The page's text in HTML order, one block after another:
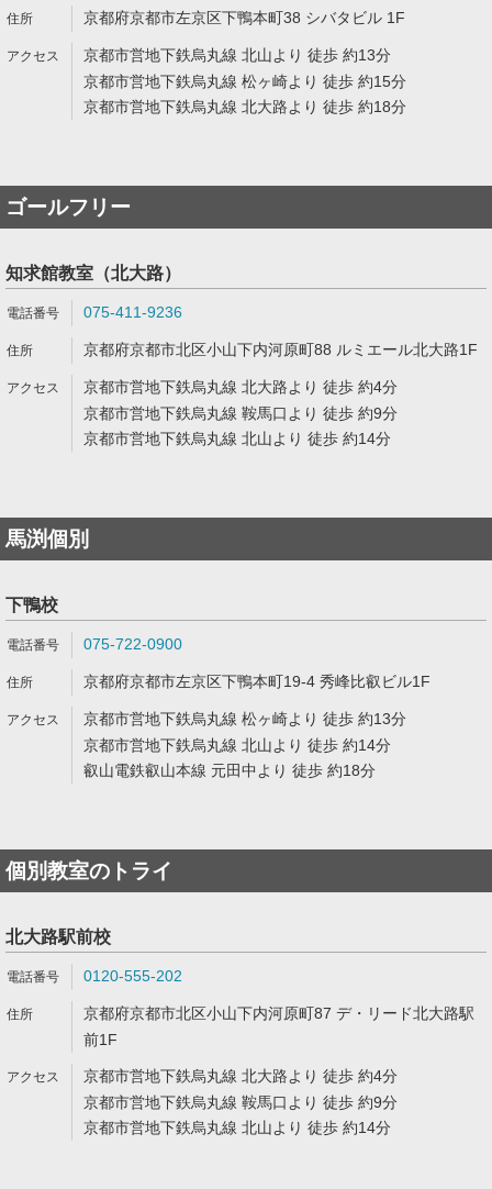
京都府京都市左京区下鴨本町38 シバタビル 1F
京都市営地下鉄烏丸線 北山より 徒歩 約13分
京都市営地下鉄烏丸線 松ヶ崎より 徒歩 約15分
京都市営地下鉄烏丸線 北大路より 徒歩 約18分
ゴールフリー
知求館教室（北大路）
075-411-9236
京都府京都市北区小山下内河原町88 ルミエール北大路1F
京都市営地下鉄烏丸線 北大路より 徒歩 約4分
京都市営地下鉄烏丸線 鞍馬口より 徒歩 約9分
京都市営地下鉄烏丸線 北山より 徒歩 約14分
馬渕個別
下鴨校
075-722-0900
京都府京都市左京区下鴨本町19-4 秀峰比叡ビル1F
京都市営地下鉄烏丸線 松ヶ崎より 徒歩 約13分
京都市営地下鉄烏丸線 北山より 徒歩 約14分
叡山電鉄叡山本線 元田中より 徒歩 約18分
個別教室のトライ
北大路駅前校
0120-555-202
京都府京都市北区小山下内河原町87 デ・リード北大路駅
前1F
京都市営地下鉄烏丸線 北大路より 徒歩 約4分
京都市営地下鉄烏丸線 鞍馬口より 徒歩 約9分
京都市営地下鉄烏丸線 北山より 徒歩 約14分